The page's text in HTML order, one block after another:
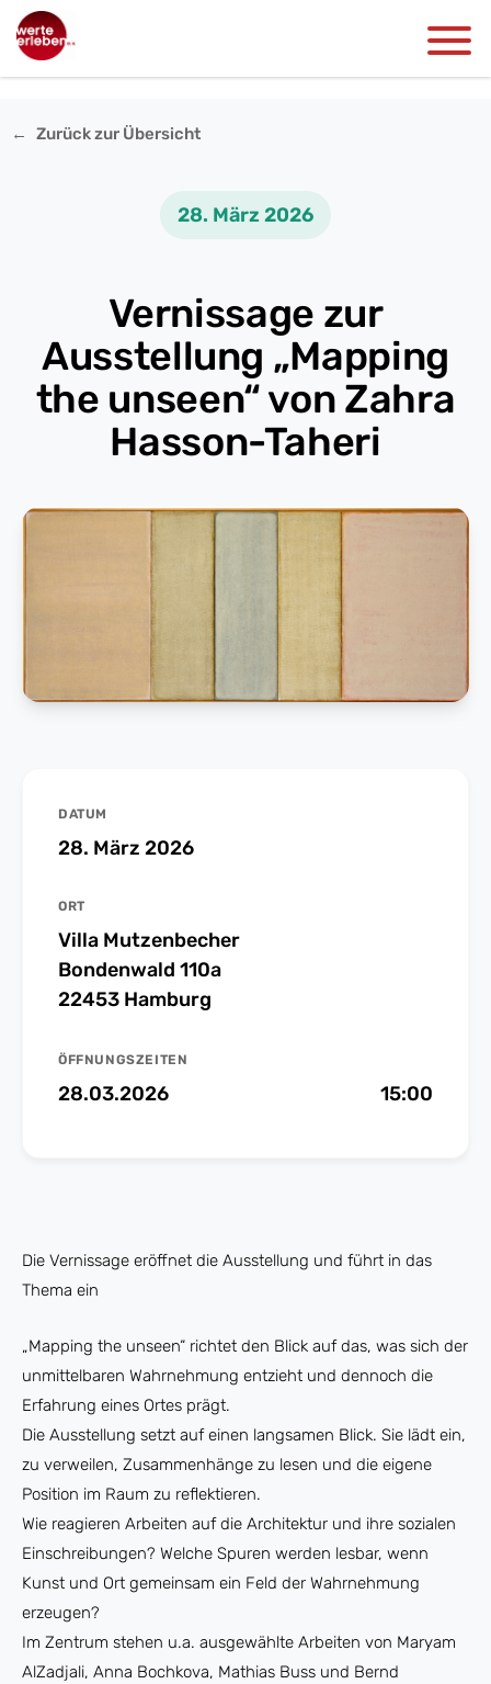
Zurück zur Übersicht
28. März 2026
Vernissage zur
Ausstellung „Mapping
the unseen“ von Zahra
Hasson-Taheri
Die Vernissage eröffnet die Ausstellung und führt in das
Thema ein
„Mapping the unseen“ richtet den Blick auf das, was sich der
unmittelbaren Wahrnehmung entzieht und dennoch die
Erfahrung eines Ortes prägt.
Die Ausstellung setzt auf einen langsamen Blick. Sie lädt ein,
zu verweilen, Zusammenhänge zu lesen und die eigene
Position im Raum zu reflektieren.
Wie reagieren Arbeiten auf die Architektur und ihre sozialen
Einschreibungen? Welche Spuren werden lesbar, wenn
Kunst und Ort gemeinsam ein Feld der Wahrnehmung
erzeugen?
Im Zentrum stehen u.a. ausgewählte Arbeiten von Maryam
AlZadjali, Anna Bochkova, Mathias Buss und Bernd
DATUM
28. März 2026
ORT
Villa Mutzenbecher
Bondenwald 110a
22453 Hamburg
ÖFFNUNGSZEITEN
28.03.2026 15:00